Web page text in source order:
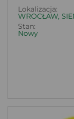
Lokalizacja:
WROCŁAW,
Stan:
Nowy